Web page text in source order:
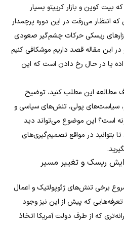
کوین و بازار کریپتو بسیار
انتظار می‌رفت در این دوره پرچمدار
بازارهای ریسکی حرکات چشم‌گیر صعودی
و در این مقاله قصد داریم موشکافی کنیم
یا در حال رخ دادن است که این
مطالعه این مطلب کنید، توضیح
سیاست‌های پولی، تنش‌های سیاسی و
است؟ این موضوع می‌تواند دید
بتوانید در مواقع تصمیم‌گیری‌های
ریسک و تغییر مسیر
شد با شروع برخی تنش‌های ژئوپولتیک و اعمال
که پیش از این نیز وجود
که از طرف دولت آمریکا اتخاذ